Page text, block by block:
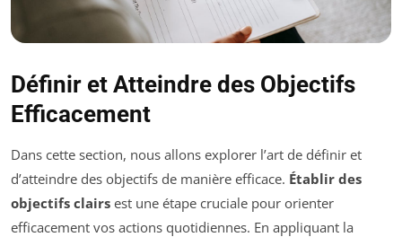
Définir et Atteindre des Objectifs
Efficacement
Dans cette section, nous allons explorer l’art de définir et
d’atteindre des objectifs de manière efficace. Établir des
objectifs clairs est une étape cruciale pour orienter
efficacement vos actions quotidiennes. En appliquant la